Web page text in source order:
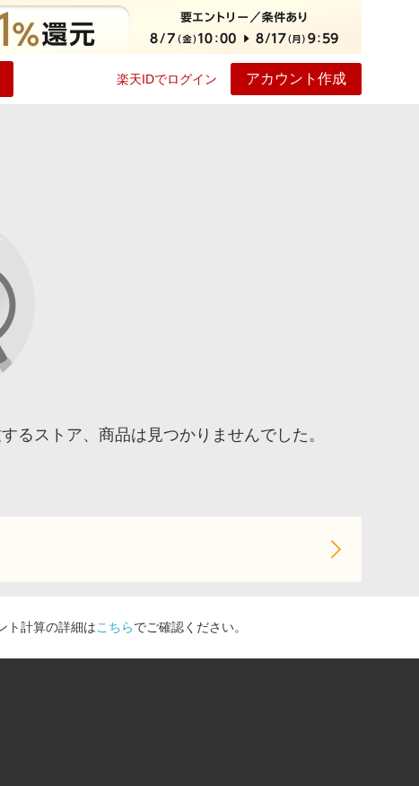
楽天IDでログイン アカウント作成
るストア、商品は見つかりませんでした。
ト計算の詳細はこちらでご確認ください。